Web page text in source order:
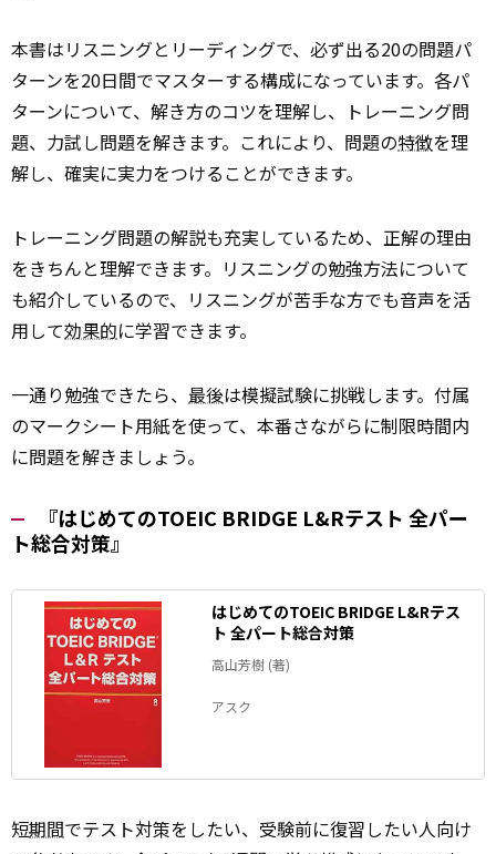
本書はリスニングとリーディングで、必ず出る20の問題パ
ターンを20日間でマスターする構成になっています。各パ
ターンについて、解き方のコツを理解し、トレーニング問
題、力試し問題を解きます。これにより、問題の特徴を理
解し、確実に実力をつけることができます。
トレーニング問題の解説も充実しているため、正解の理由
をきちんと理解できます。リスニングの勉強方法について
も紹介しているので、リスニングが苦手な方でも音声を活
用して効果的に学習できます。
一通り勉強できたら、 最後は模擬試験に挑戦します。付属
のマークシート用紙を使って、本番さながらに制限時間内
に問題を解きましょう。
『はじめてのTOEIC BRIDGE L&Rテスト 全パー
ト総合対策』
はじめてのTOEIC BRIDGE L&Rテス
ト 全パート総合対策
高山芳樹 (著)
アスク
短期間でテスト対策をしたい、受験前に復習したい人向け